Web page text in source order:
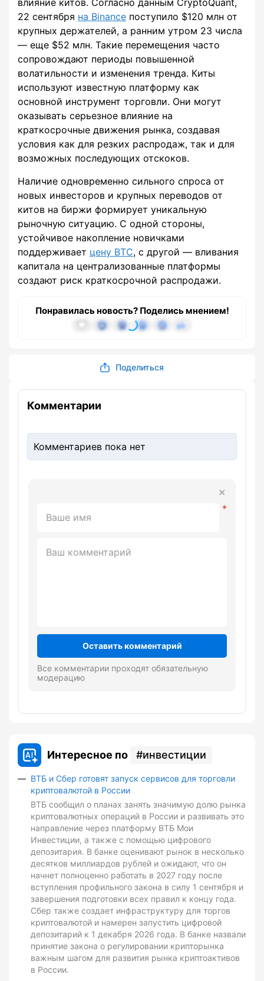
влияние китов. Согласно данным CryptoQuant,
22 сентября на Binance поступило $120 млн от
крупных держателей, а ранним утром 23 числа
— еще $52 млн. Такие перемещения часто
сопровождают периоды повышенной
волатильности и изменения тренда. Киты
используют известную платформу как
основной инструмент торговли. Они могут
оказывать серьезное влияние на
краткосрочные движения рынка, создавая
условия как для резких распродаж, так и для
возможных последующих отскоков.
Наличие одновременно сильного спроса от
новых инвесторов и крупных переводов от
китов на биржи формирует уникальную
рыночную ситуацию. С одной стороны,
устойчивое накопление новичками
поддерживает цену BTC, с другой — вливания
капитала на централизованные платформы
создают риск краткосрочной распродажи.
Понравилась новость? Поделись мнением!
Поделиться
Комментарии
Комментариев пока нет
Оставить комментарий
Все комментарии проходят обязательную
модерацию
Интересное по инвестиции
ВТБ и Сбер готовят запуск сервисов для торговли
криптовалютой в России
ВТБ сообщил о планах занять значимую долю рынка
криптовалютных операций в России и развивать это
направление через платформу ВТБ Мои
Инвестиции, а также с помощью цифрового
депозитария. В банке оценивают рынок в несколько
десятков миллиардов рублей и ожидают, что он
начнет полноценно работать в 2027 году после
вступления профильного закона в силу 1 сентября и
завершения подготовки всех правил к концу года.
Сбер также создает инфраструктуру для торгов
криптовалютой и намерен запустить цифровой
депозитарий к 1 декабря 2026 года. В банке назвали
принятие закона о регулировании крипторынка
важным шагом для развития рынка криптоактивов
в России.